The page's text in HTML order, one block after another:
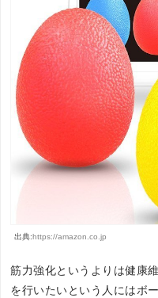
出典: https://amazon.co.jp
筋力強化というよりは健康
を行いたいという人にはボ